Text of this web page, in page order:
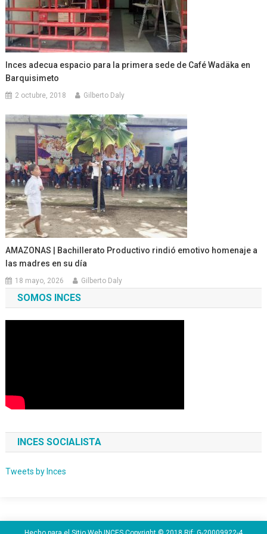
Inces adecua espacio para la primera sede de Café Wadäka en
Barquisimeto
2 octubre, 2018 Gilberto Daly
AMAZONAS | Bachillerato Productivo rindió emotivo homenaje a
las madres en su día
18 mayo, 2026 Gilberto Daly
SOMOS INCES
INCES SOCIALISTA
Tweets by Inces